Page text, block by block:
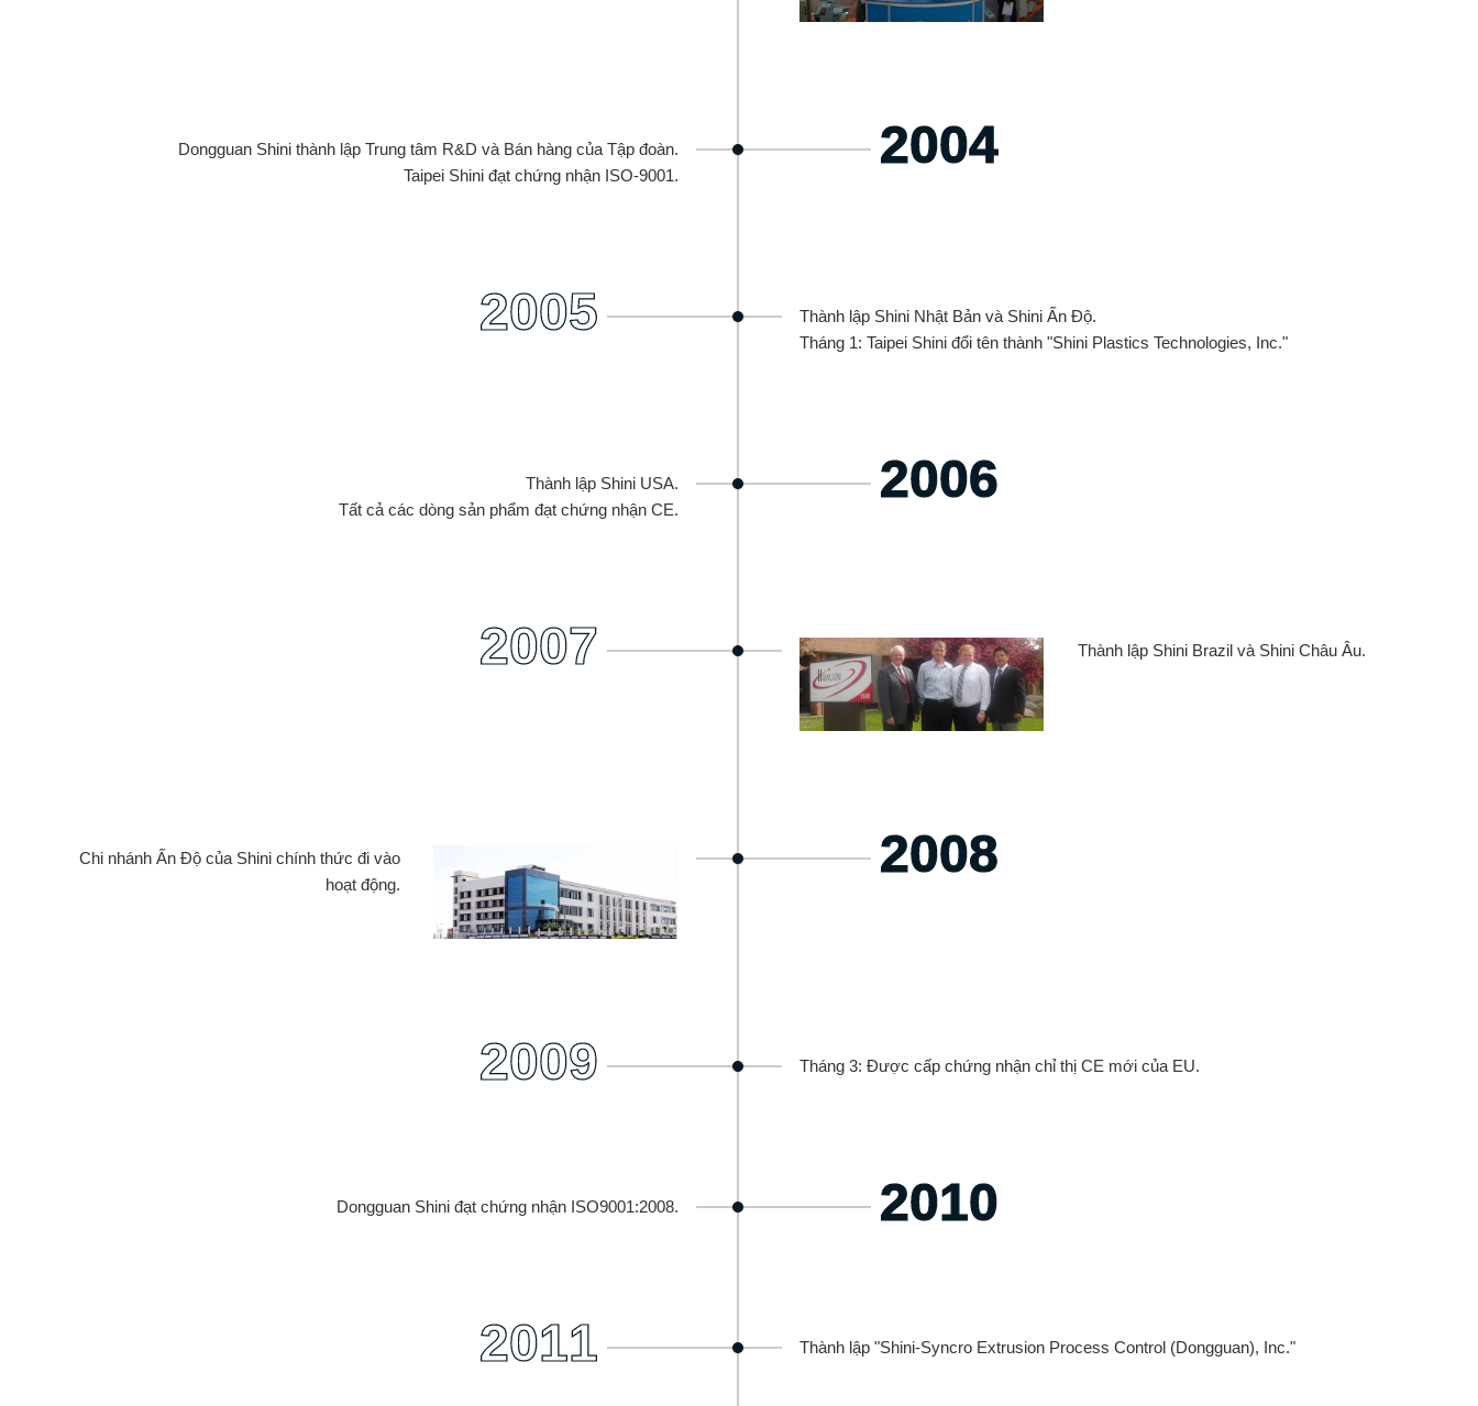
2004
Dongguan Shini thành lập Trung tâm R&D và Bán hàng của Tập đoàn.
Taipei Shini đạt chứng nhận ISO-9001.
2005
Thành lập Shini Nhật Bản và Shini Ấn Độ.
Tháng 1: Taipei Shini đổi tên thành "Shini Plastics Technologies, Inc."
2006
Thành lập Shini USA.
Tất cả các dòng sản phẩm đạt chứng nhận CE.
2007 Thành lập Shini Brazil và Shini Châu Âu.
2008
Chi nhánh Ấn Độ của Shini chính thức đi vào
hoạt động.
2009 Tháng 3: Được cấp chứng nhận chỉ thị CE mới của EU.
2010
Dongguan Shini đạt chứng nhận ISO9001:2008.
2011 Thành lập "Shini-Syncro Extrusion Process Control (Dongguan), Inc."